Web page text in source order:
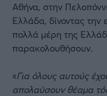
Αθήνα, στην
Ελλάδα, δίνοντας την
πολλά μέρη της
παρακολουθήσουν.
«Για όλους αυτούς
απολαύσουν θέαμα